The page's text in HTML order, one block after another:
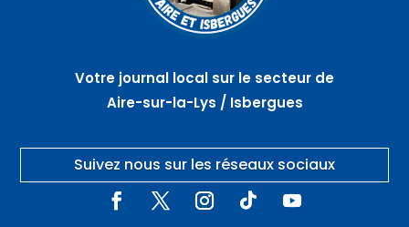
Votre journal local sur le secteur de
Aire-sur-la-Lys / Isbergues
Suivez nous sur les réseaux sociaux